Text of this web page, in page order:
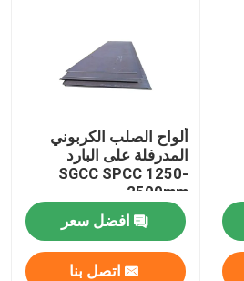
ألواح الصلب الكربوني
المدرفلة على البارد
SGCC SPCC 1250-
2500mm
افضل سعر
اتصل بنا